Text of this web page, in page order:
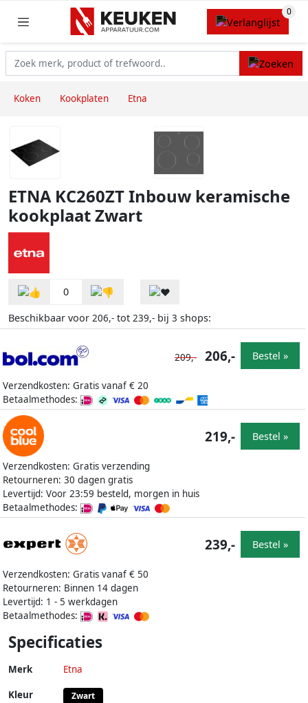
Koken Kookplaten Etna
ETNA KC260ZT Inbouw keramische
kookplaat Zwart
0
Beschikbaar voor 206,- tot 239,- bij 3 shops:
Verzendkosten: Gratis vanaf € 20
Betaalmethodes:
209,- 206,- Bestel »
Verzendkosten: Gratis verzending
Retourneren: 30 dagen gratis
Levertijd: Voor 23:59 besteld, morgen in huis
Betaalmethodes:
219,- Bestel »
Verzendkosten: Gratis vanaf € 50
Retourneren: Binnen 14 dagen
Levertijd: 1 - 5 werkdagen
Betaalmethodes:
239,- Bestel »
Specificaties
Merk Etna
Kleur Zwart